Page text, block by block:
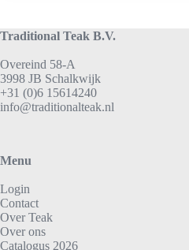
Traditional Teak B.V.
Overeind 58-A
3998 JB Schalkwijk
+31 (0)6 15614240
info@traditionalteak.nl
Menu
Login
Contact
Over Teak
Over ons
Catalogus 2026